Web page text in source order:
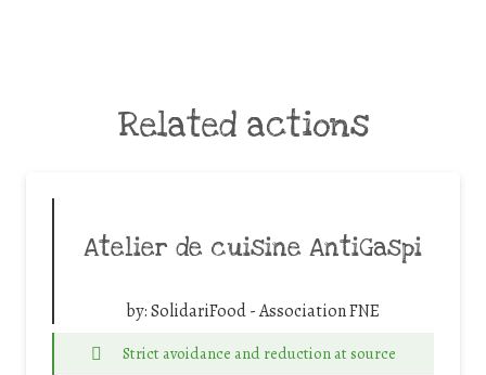
Related actions
Atelier de cuisine AntiGaspi
by:SolidariFood - Association FNE
Strict avoidance and reduction at source